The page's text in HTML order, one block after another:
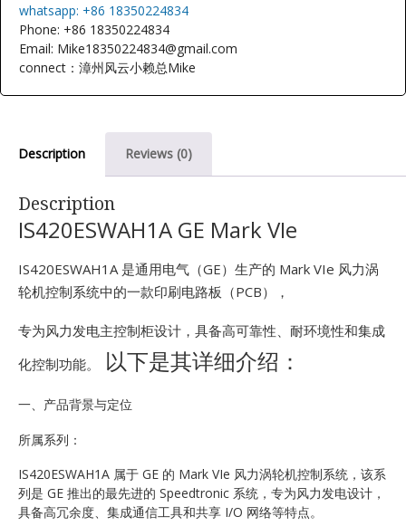
whatsapp: +86 18350224834
Phone: +86 18350224834
Email: Mike18350224834@gmail.com
connect：漳州风云小赖总Mike
Description Reviews (0)
Description
IS420ESWAH1A GE Mark VIe
IS420ESWAH1A 是通用电气（GE）生产的 Mark VIe 风力涡
轮机控制系统中的一款印刷电路板（PCB），
专为风力发电主控制柜设计，具备高可靠性、耐环境性和集成
化控制功能。
以下是其详细介绍：
一、产品背景与定位
所属系列：
IS420ESWAH1A 属于 GE 的 Mark VIe 风力涡轮机控制系统，该系
列是 GE 推出的最先进的 Speedtronic 系统，专为风力发电设计，
具备高冗余度、集成通信工具和共享 I/O 网络等特点。